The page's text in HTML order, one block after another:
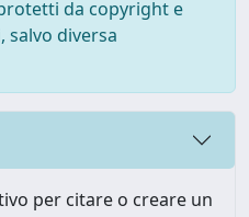
da copyright e
diversa
per citare o creare un